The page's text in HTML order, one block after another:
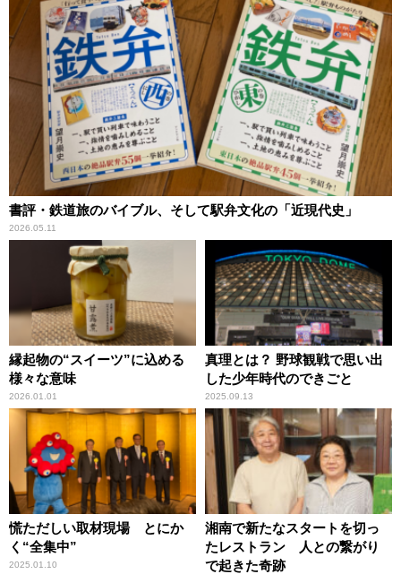
書評・鉄道旅のバイブル、そして駅弁文化の「近現代史」
2026.05.11
縁起物の“スイーツ”に込める
様々な意味
2026.01.01
真理とは？ 野球観戦で思い出
した少年時代のできごと
2025.09.13
慌ただしい取材現場 とにか
く“全集中”
2025.01.10
湘南で新たなスタートを切っ
たレストラン 人との繋がり
で起きた奇跡